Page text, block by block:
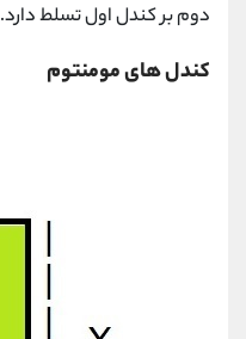
دوم بر کندل اول تسلط دارد.
کندل های مومنتوم